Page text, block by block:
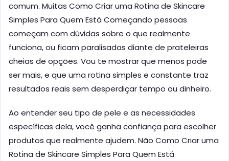
comum. Muitas Como Criar uma Rotina de Skincare
Simples Para Quem Está Começando pessoas
começam com dúvidas sobre o que realmente
funciona, ou ficam paralisadas diante de prateleiras
cheias de opções. Vou te mostrar que menos pode
ser mais, e que uma rotina simples e constante traz
resultados reais sem desperdiçar tempo ou dinheiro.
Ao entender seu tipo de pele e as necessidades
específicas dela, você ganha confiança para escolher
produtos que realmente ajudem. Não Como Criar uma
Rotina de Skincare Simples Para Quem Está